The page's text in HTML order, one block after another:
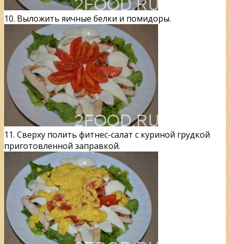
10. Выложить яичные белки и помидоры.
11. Сверху полить фитнес-салат с куриной грудкой
приготовленной заправкой.